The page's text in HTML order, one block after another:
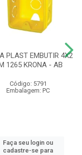
PLAST EMBUTIR 4X2
1265 KRONA - AB
Código: 5791
Embalagem: PC
Faça seu login ou
cadastre-se para